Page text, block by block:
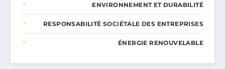
ENVIRONNEMENT ET DURABILITÉ
RESPONSABILITÉ SOCIÉTALE DES ENTREPRISES
ÉNERGIE RENOUVELABLE